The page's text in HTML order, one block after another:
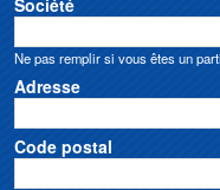
membrane Simple Pump •
dessalement d’eau de mer
traitement d’eau Simple Pump
Simple Pump • Pumpen Simple
Société
Ne pas remplir si vous êtes un
Adresse
Code postal